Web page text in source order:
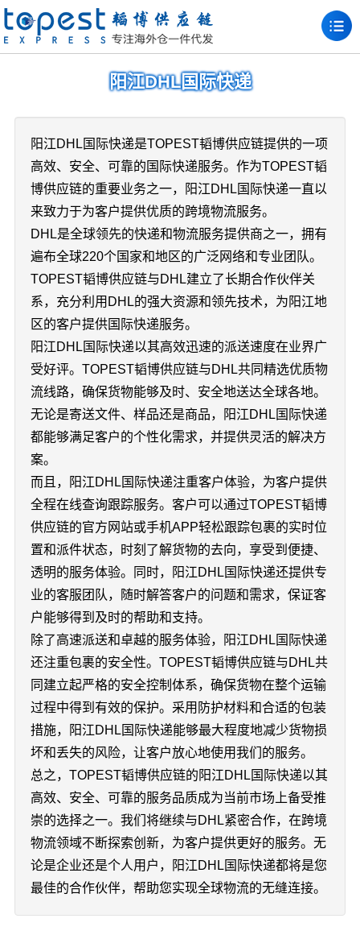
阳江DHL国际快递
阳江DHL国际快递是TOPEST韬博供应链提供的一项
高效、安全、可靠的国际快递服务。作为TOPEST韬
博供应链的重要业务之一，阳江DHL国际快递一直以
来致力于为客户提供优质的跨境物流服务。
DHL是全球领先的快递和物流服务提供商之一，拥有
遍布全球220个国家和地区的广泛网络和专业团队。
TOPEST韬博供应链与DHL建立了长期合作伙伴关
系，充分利用DHL的强大资源和领先技术，为阳江地
区的客户提供国际快递服务。
阳江DHL国际快递以其高效迅速的派送速度在业界广
受好评。TOPEST韬博供应链与DHL共同精选优质物
流线路，确保货物能够及时、安全地送达全球各地。
无论是寄送文件、样品还是商品，阳江DHL国际快递
都能够满足客户的个性化需求，并提供灵活的解决方
案。
而且，阳江DHL国际快递注重客户体验，为客户提供
全程在线查询跟踪服务。客户可以通过TOPEST韬博
供应链的官方网站或手机APP轻松跟踪包裹的实时位
置和派件状态，时刻了解货物的去向，享受到便捷、
透明的服务体验。同时，阳江DHL国际快递还提供专
业的客服团队，随时解答客户的问题和需求，保证客
户能够得到及时的帮助和支持。
除了高速派送和卓越的服务体验，阳江DHL国际快递
还注重包裹的安全性。TOPEST韬博供应链与DHL共
同建立起严格的安全控制体系，确保货物在整个运输
过程中得到有效的保护。采用防护材料和合适的包装
措施，阳江DHL国际快递能够最大程度地减少货物损
坏和丢失的风险，让客户放心地使用我们的服务。
总之，TOPEST韬博供应链的阳江DHL国际快递以其
高效、安全、可靠的服务品质成为当前市场上备受推
崇的选择之一。我们将继续与DHL紧密合作，在跨境
物流领域不断探索创新，为客户提供更好的服务。无
论是企业还是个人用户，阳江DHL国际快递都将是您
最佳的合作伙伴，帮助您实现全球物流的无缝连接。